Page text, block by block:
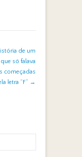
de um
só falava
começadas
letra “F” →